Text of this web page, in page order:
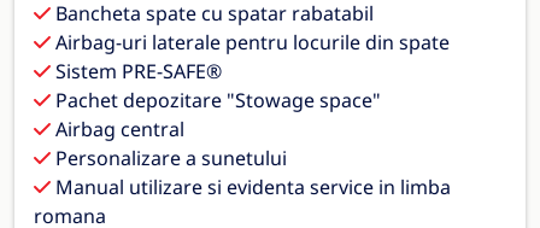
Bancheta spate cu spatar rabatabil
Airbag-uri laterale pentru locurile din spate
Sistem PRE-SAFE®
Pachet depozitare "Stowage space"
Airbag central
Personalizare a sunetului
Manual utilizare si evidenta service in limba
romana